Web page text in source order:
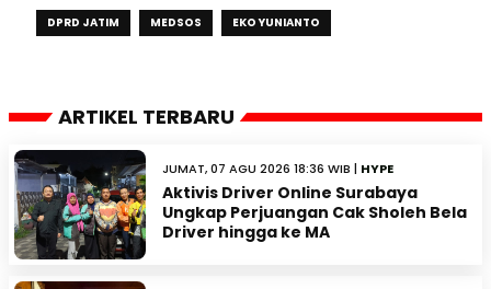
DPRD JATIM MEDSOS EKO YUNIANTO
ARTIKEL TERBARU
JUMAT, 07 AGU 2026 18:36 WIB | HYPE
Aktivis Driver Online Surabaya
Ungkap Perjuangan Cak Sholeh Bela
Driver hingga ke MA